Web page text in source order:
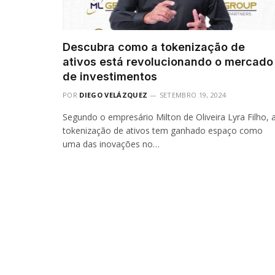
Descubra como a tokenização de
ativos está revolucionando o mercado
de investimentos
POR DIEGO VELÁZQUEZ SETEMBRO 19, 2024
Segundo o empresário Milton de Oliveira Lyra Filho,
tokenização de ativos tem ganhado espaço como
uma das inovações no…